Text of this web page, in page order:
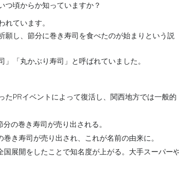
つ頃からか知っていますか？
ています。
願し、節分に巻き寿司を食べたのが始まりという説
「丸かぶり寿司」と呼ばれていました。
PRイベントによって復活し、関西地方では一般的
巻き寿司が売り出される。
寿司が売り出され、これが名前の由来に。
展開をしたことで知名度が上がる。大手スーパー